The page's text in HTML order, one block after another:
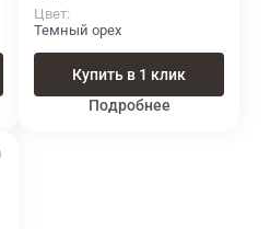
Цвет
Темный орех
Купить в 1 клик
Подробнее